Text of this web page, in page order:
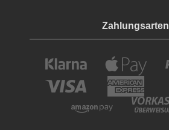
Zahlungsarten